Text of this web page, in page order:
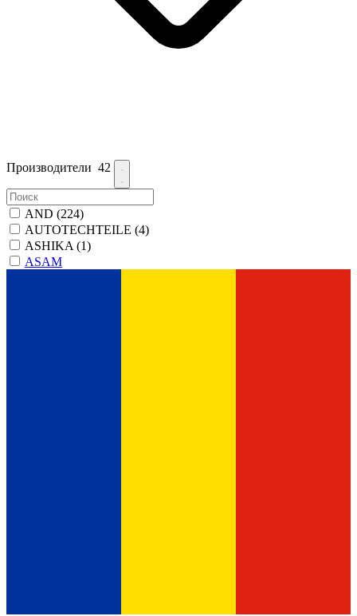
Производители 42
AND (224)
AUTOTECHTEILE (4)
ASHIKA (1)
ASAM